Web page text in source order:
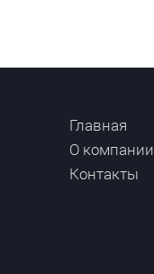
Главная
О компании
Контакты